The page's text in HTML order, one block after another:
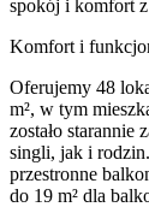
spokój i komfort
Komfort i
Oferujemy 48
m², w tym
zostało starannie
singli, jak i
przestronne
do 19 m² dla